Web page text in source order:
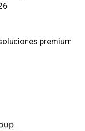
premium